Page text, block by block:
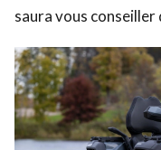
saura vous conseiller